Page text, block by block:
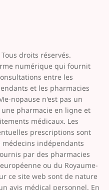
droits réservés.
numérique qui fournit
entre les
et les pharmacies
nopause n'est pas un
pharmacie en ligne et
médicaux. Les
prescriptions sont
médecins indépendants
par des pharmacies
ou du Royaume-
ce site web sont de nature
avis médical personnel. En